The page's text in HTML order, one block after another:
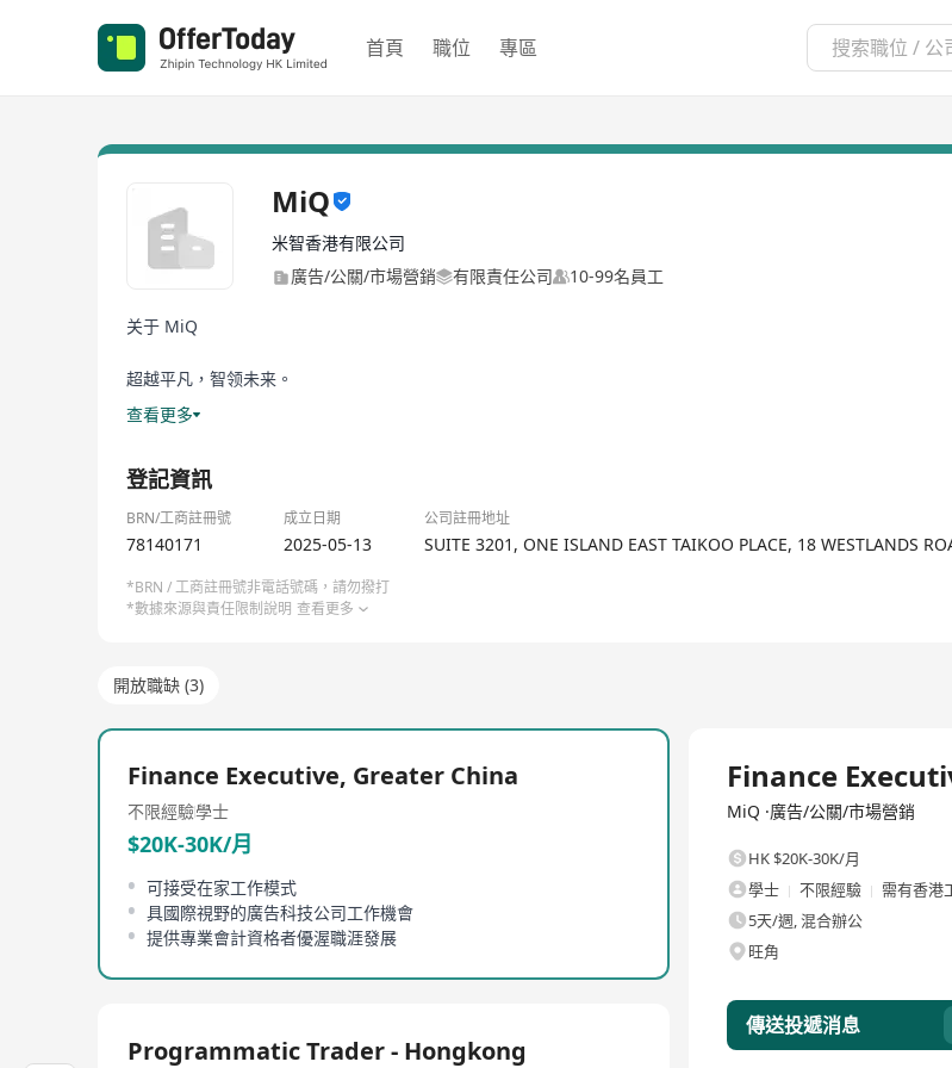
首頁 職位 專區
MiQ
米智香港有限公司
廣告/公關/市場營銷
有限責任公司 10-99名員工
关于 MiQ
超越平凡，智领未来。
MiQ 成立于 2010 年，始终以技术创新驱动广告成效，助力品牌、营销机构与媒体代理实现可持续增长。
依托 AI 赋能的 MiQ Sigma 平台，我们打通全球广告生态数据，精准捕捉全球受众的观看习惯、浏览行为及购买
选择 MiQ ，让程序化广告突破想象，成就非凡。
MiQ 是一家总部位于伦敦的全球化企业，在北美、欧洲、亚太和拉美地区共设有21个办事处。
凭借行业领先的技术和卓越影响力，MiQ 屡获殊荣。不仅被 Insider 评为 “全球最热门的广告技术公司”，荣
单，
更连续四年（2020-2024）蝉联 AdExchanger "程序化广告实力玩家"榜单，持续领跑全球数字广告领域。
查看更多
登記資訊
BRN/工商註冊號 成立日期 公司註冊地址
78140171 2025-05-13 SUITE 3201, ONE ISLAND EAST TAIKOO PLACE, 18 WESTLANDS
*BRN / 工商註冊號非電話號碼，請勿撥打
*數據來源與責任限制說明 查看更多
開放職缺 (3)
Finance Executive, Greater China
不限經驗學士
$20K-30K/月
可接受在家工作模式
具國際視野的廣告科技公司工作機會
提供專業會計資格者優渥職涯發展
Programmatic Trader - Hongkong
Finance
MiQ ·廣告/公關/市場營銷
HK $20K-30K/月
學士
不限經驗
需有香港
5天/週, 混合辦公
旺角
傳送投遞消息